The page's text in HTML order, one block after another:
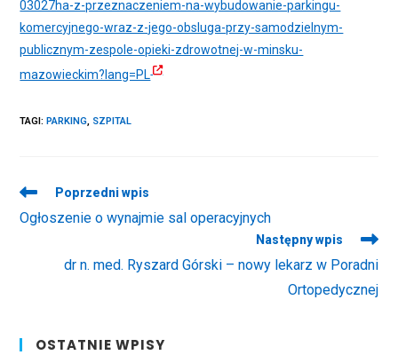
03027ha-z-przeznaczeniem-na-wybudowanie-parkingu-
komercyjnego-wraz-z-jego-obsluga-przy-samodzielnym-
publicznym-zespole-opieki-zdrowotnej-w-minsku-
mazowieckim?lang=PL
TAGI:PARKING, SZPITAL
Read
articles
Poprzedni wpis
Ogłoszenie o wynajmie sal operacyjnych
Następny wpis
dr n. med. Ryszard Górski – nowy lekarz w Poradni
Ortopedycznej
OSTATNIE WPISY